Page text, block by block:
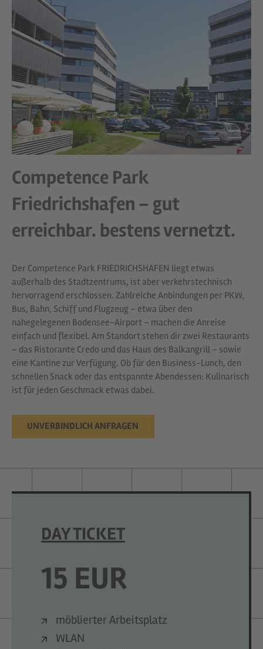
Competence Park
Friedrichshafen – gut
erreichbar. bestens vernetzt.
Der Competence Park FRIEDRICHSHAFEN liegt etwas
außerhalb des Stadtzentrums, ist aber verkehrstechnisch
hervorragend erschlossen. Zahlreiche Anbindungen per PKW,
Bus, Bahn, Schiff und Flugzeug – etwa über den
nahegelegenen Bodensee-Airport – machen die Anreise
einfach und flexibel. Am Standort stehen dir zwei Restaurants
– das Ristorante Credo und das Haus des Balkangrill – sowie
eine Kantine zur Verfügung. Ob für den Business-Lunch, den
schnellen Snack oder das entspannte Abendessen: Kulinarisch
ist für jeden Geschmack etwas dabei.
UNVERBINDLICH ANFRAGEN
DAY TICKET
15 EUR
möblierter Arbeitsplatz
WLAN